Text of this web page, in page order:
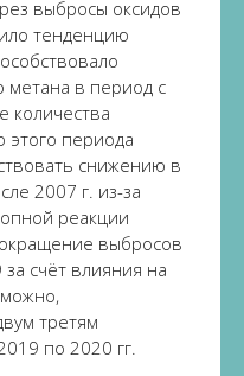
выбросы оксидов
тенденцию
метана в период с
количества
этого периода
снижению в
2007 г. из-за
реакции
выбросов
счёт влияния на
третям
по 2020 гг.